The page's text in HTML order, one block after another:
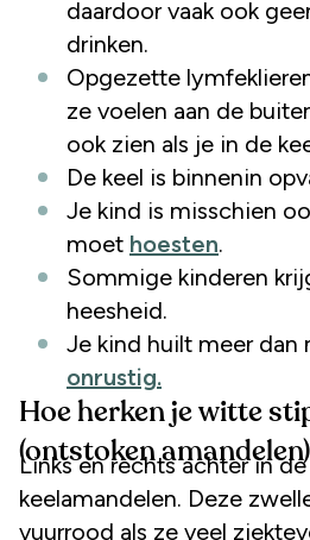
daardoor vaak ook
drinken.
Opgezette
ze voelen aan de
ook zien als je in de
De keel is binnenin
Je kind is misschien
moet hoesten.
Sommige kinderen
heesheid.
Je kind huilt meer dan
onrustig.
Hoe herken je witte
(ontstoken
Links en rechts achter in
keelamandelen. Deze
vuurrood als ze veel